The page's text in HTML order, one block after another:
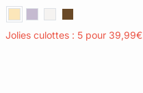
Jolies culottes : 5 pour 39,99€